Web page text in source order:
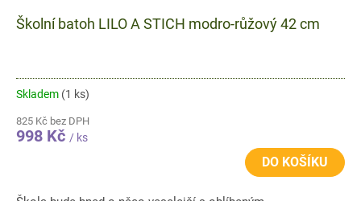
Školní batoh LILO A STICH modro-růžový 42 cm
Skladem (1 ks)
825 Kč bez DPH
998 Kč / ks
DO KOŠÍKU